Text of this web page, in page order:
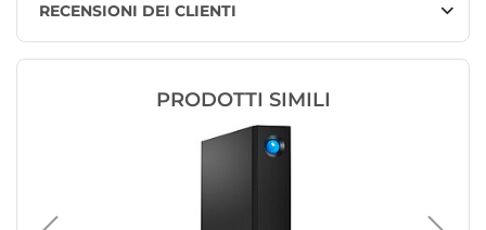
RECENSIONI DEI CLIENTI
PRODOTTI SIMILI